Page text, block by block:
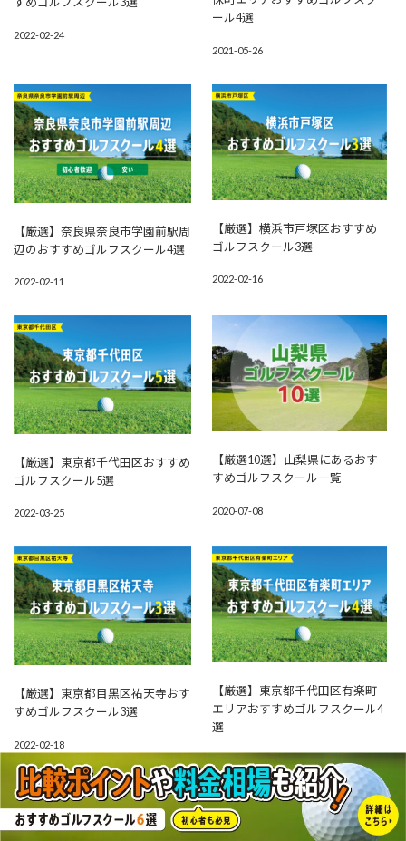
2022-02-24
ール4選
2021-05-26
【厳選】奈良県奈良市学園前駅周
辺のおすすめゴルフスクール4選
2022-02-11
【厳選】横浜市戸塚区おすすめ
ゴルフスクール3選
2022-02-16
【厳選】東京都千代田区おすすめ
ゴルフスクール5選
2022-03-25
【厳選10選】山梨県にあるおす
すめゴルフスクール一覧
2020-07-08
【厳選】東京都目黒区祐天寺おす
すめゴルフスクール3選
2022-02-18
【厳選】東京都千代田区有楽町
エリアおすすめゴルフスクール4
選
2021-09-28
今週のアクセスランキング